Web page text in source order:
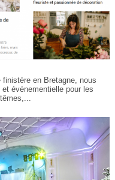
en Bretagne, nous
événementielle pour les